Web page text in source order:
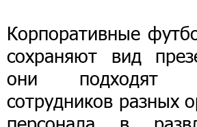
Корпоративные
сохраняют вид
они подходят
сотрудников разных